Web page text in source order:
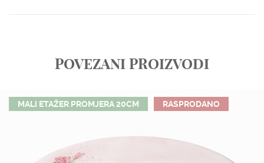
POVEZANI PROIZVODI
MALI ETAŽER PROMJERA 20CM RASPRODANO